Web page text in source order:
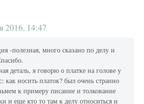
2016, 14:47
-полезная, много сказано по делу и
деталь, я говорю о платке на голове у
носить платок? был очень странно
к примеру писание и толкование
и еще кто то там к делу относиться и